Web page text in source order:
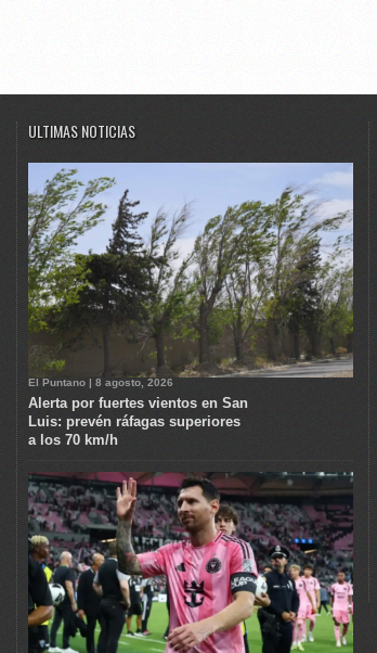
ULTIMAS NOTICIAS
El Puntano | 8 agosto, 2026
Alerta por fuertes vientos en San
Luis: prevén ráfagas superiores
a los 70 km/h